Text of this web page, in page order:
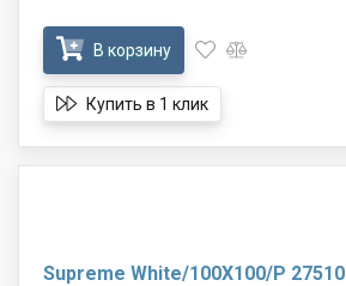
В корзину
Купить в 1 клик
Supreme White/100X100/P 27510